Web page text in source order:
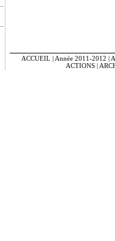
ACCUEIL | Année 2011-2012 |
ACTIONS |